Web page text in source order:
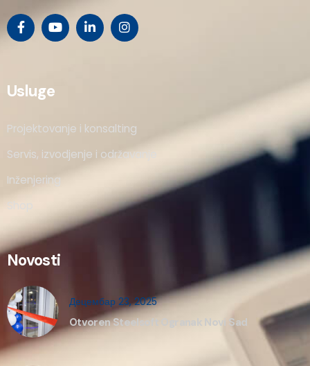
Usluge
Projektovanje i konsalting
Servis, izvodjenje i održavanje
Inženjering
Shop
Novosti
Децембар 23, 2025
Otvoren Steelsoft Ogranak Novi Sad